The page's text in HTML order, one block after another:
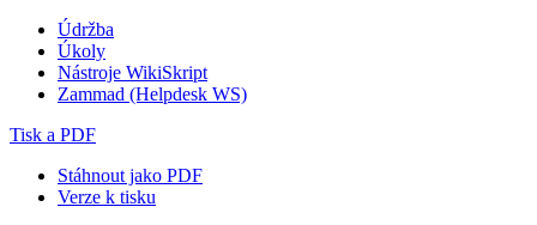
Údržba
Úkoly
Nástroje WikiSkript
Zammad (Helpdesk WS)
Tisk a PDF
Stáhnout jako PDF
Verze k tisku